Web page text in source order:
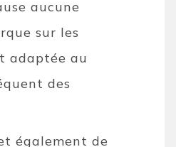
aucune
sur les
adaptée au
des
également de